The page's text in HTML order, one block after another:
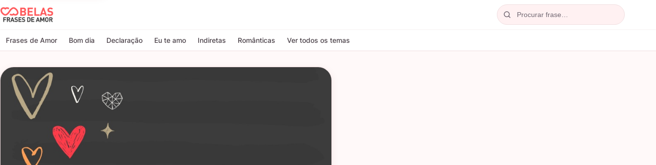
Belas Frases de Amor
Frases de Amor Bom dia Declaração Eu te amo Indiretas Românticas Ver todos os temas